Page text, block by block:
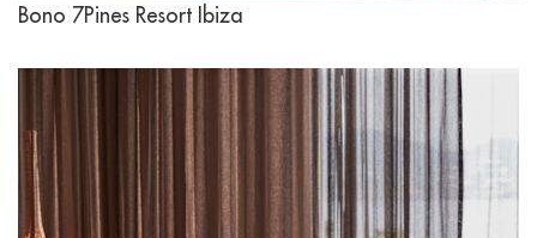
Bono 7Pines Resort Ibiza